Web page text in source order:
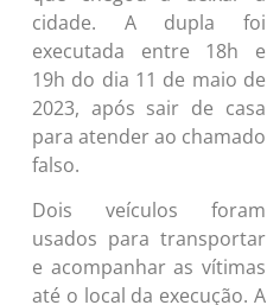
cidade. A dupla foi
executada entre 18h e
19h do dia 11 de maio de
2023, após sair de casa
para atender ao chamado
falso.
Dois veículos foram
usados para transportar
e acompanhar as vítimas
até o local da execução. A